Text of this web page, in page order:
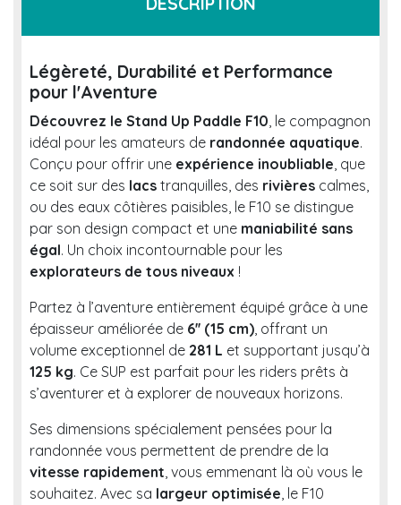
Légèreté, Durabilité et Performance
pour l'Aventure
Découvrez le Stand Up Paddle F10, le compagnon
idéal pour les amateurs de randonnée aquatique.
Conçu pour offrir une expérience inoubliable, que
ce soit sur des lacs tranquilles, des rivières calmes,
ou des eaux côtières paisibles, le F10 se distingue
par son design compact et une maniabilité sans
égal. Un choix incontournable pour les
explorateurs de tous niveaux !
Partez à l’aventure entièrement équipé grâce à une
épaisseur améliorée de 6'' (15 cm), offrant un
volume exceptionnel de 281 L et supportant jusqu’à
125 kg. Ce SUP est parfait pour les riders prêts à
s’aventurer et à explorer de nouveaux horizons.
Ses dimensions spécialement pensées pour la
randonnée vous permettent de prendre de la
vitesse rapidement, vous emmenant là où vous le
souhaitez. Avec sa largeur optimisée, le F10